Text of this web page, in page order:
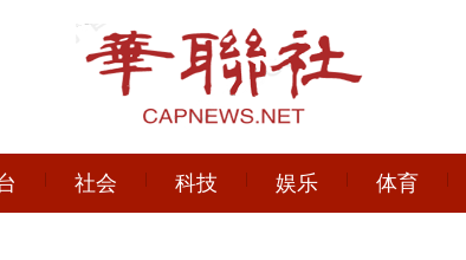
社会 科技 娱乐 体育